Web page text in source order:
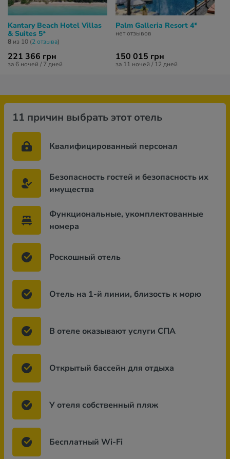
Kantary Beach Hotel Villas
& Suites 5*
8 из 10 (2 отзывa)
221 366 грн
за 6 ночей / 7 дней
Palm Galleria Resort 4*
нет отзывов
150 015 грн
за 11 ночей / 12 дней
11 причин выбрать этот отель
Квалифицированный персонал
Безопасность гостей и безопасность их
имущества
Функциональные, укомплектованные
номера
Роскошный отель
Отель на 1-й линии, близость к морю
В отеле оказывают услуги СПА
Открытый бассейн для отдыха
У отеля собственный пляж
Бесплатный Wi-Fi